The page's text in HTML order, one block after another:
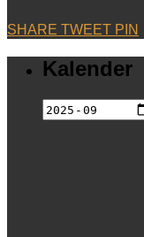
SHARE TWEET PIN
Kalender